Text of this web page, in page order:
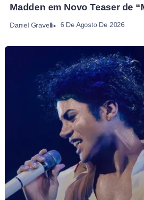
Madden em Novo Teaser de
Daniel Gravelli 6 De Agosto De 2026